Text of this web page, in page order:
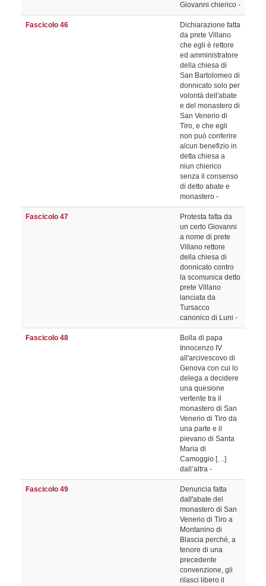
Giovanni chierico -
Fascicolo 46
Dichiarazione fatta
da prete Villano
che egli è rettore
ed amministratore
della chiesa di
San Bartolomeo di
donnicato solo per
volontà dell'abate
e del monastero di
San Venerio di
Tiro, e che egli
non può conferire
alcun benefizio in
detta chiesa a
niun chierico
senza il consenso
di detto abate e
monastero -
Fascicolo 47
Protesta fatta da
un certo Giovanni
a nome di prete
Villano rettore
della chiesa di
donnicato contro
la scomunica detto
prete Villano
lanciata da
Tursacco
canonico di Luni -
Fascicolo 48
Bolla di papa
Innocenzo IV
all'arcivescovo di
Genova con cui lo
delega a decidere
una quesione
vertente tra il
monastero di San
Venerio di Tiro da
una parte e il
pievano di Santa
Maria di
Camoggio […]
dall’altra -
Fascicolo 49
Denuncia fatta
dall'abate del
monastero di San
Venerio di Tiro a
Montanino di
Blascia perché, a
tenore di una
precedente
convenzione, gli
rilasci libero il